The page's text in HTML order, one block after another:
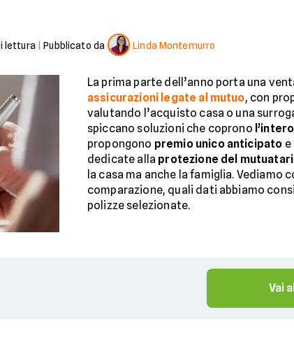
lettura |Pubblicato da Linda Montemurro
La prima parte dell’anno porta una
assicurazioni legate al mutuo, con
valutando l’acquisto casa o una
spiccano soluzioni che coprono
propongono premio unico anticipato
dedicate alla protezione del
la casa ma anche la famiglia. Vediamo
comparazione, quali dati abbiamo
polizze selezionate.
Vai